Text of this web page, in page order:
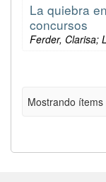
La quiebra
concursos
Ferder, Clarisa;
Mostrando